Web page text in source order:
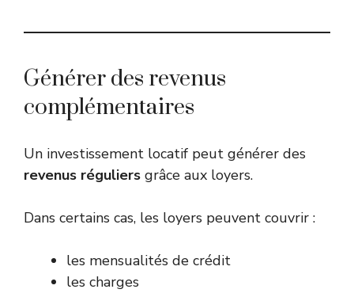
Générer des revenus
complémentaires
Un investissement locatif peut générer des
revenus réguliers grâce aux loyers.
Dans certains cas, les loyers peuvent couvrir :
les mensualités de crédit
les charges